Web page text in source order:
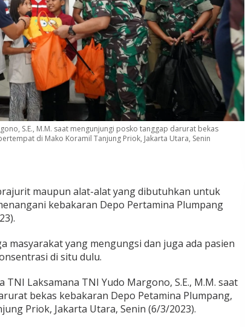
S.E., M.M. saat mengunjungi posko tanggap darurat bekas
di Mako Koramil Tanjung Priok, Jakarta Utara, Senin
maupun alat-alat yang dibutuhkan untuk
kebakaran Depo Pertamina Plumpang
masyarakat yang mengungsi dan juga ada pasien
di situ dulu.
Laksamana TNI Yudo Margono, S.E., M.M. saat
bekas kebakaran Depo Petamina Plumpang,
Priok, Jakarta Utara, Senin (6/3/2023).